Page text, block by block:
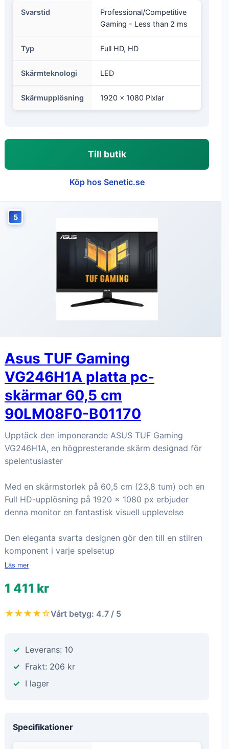
Svarstid
Professional/Competitive
Gaming - Less than 2 ms
Typ Full HD, HD
Skärmteknologi LED
Skärmupplösning 1920 x 1080 Pixlar
Till butik
Köp hos Senetic.se
5
Asus TUF Gaming
VG246H1A platta pc-
skärmar 60,5 cm
90LM08F0-B01170
Upptäck den imponerande ASUS TUF Gaming
VG246H1A, en högpresterande skärm designad för
spelentusiaster
Med en skärmstorlek på 60,5 cm (23,8 tum) och en
Full HD-upplösning på 1920 x 1080 px erbjuder
denna monitor en fantastisk visuell upplevelse
Den eleganta svarta designen gör den till en stilren
komponent i varje spelsetup
Läs mer
1 411 kr
★★★★☆Vårt betyg: 4.7 / 5
Leverans: 10
Frakt: 206 kr
I lager
Specifikationer